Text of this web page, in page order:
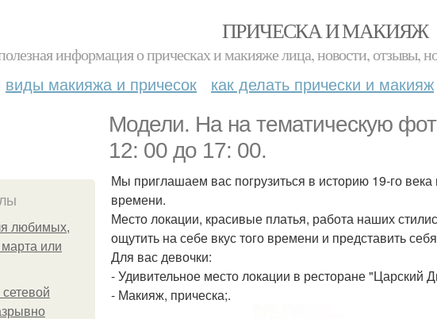
ПРИЧЕСКА И МАКИЯЖ
информация о прическах и макияже лица, новости, отзывы,
виды макияжа и причесок как делать прически и макияж
Модели. На на тематическую
12: 00 до 17: 00.
любимых,
или
Мы приглашаем вас погрузиться в историю 19-го века
времени.
Место локации, красивые платья, работа наших
ощутить на себе вкус того времени и представить
Для вас девочки:
- Удивительное место локации в ресторане "Царский
- Макияж, прическа;.